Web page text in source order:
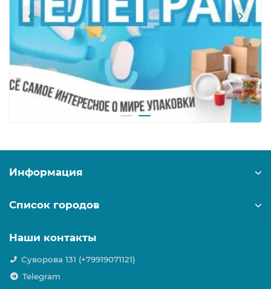
Информация
Список городов
Наши контакты
Суворова 131 (+79919071121)
Telegram